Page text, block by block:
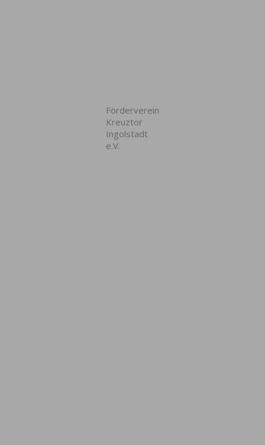
Förderverein
Kreuztor
Ingolstadt
e.V.